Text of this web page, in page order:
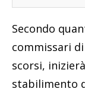
Secondo
commissari
scorsi,
stabilimento